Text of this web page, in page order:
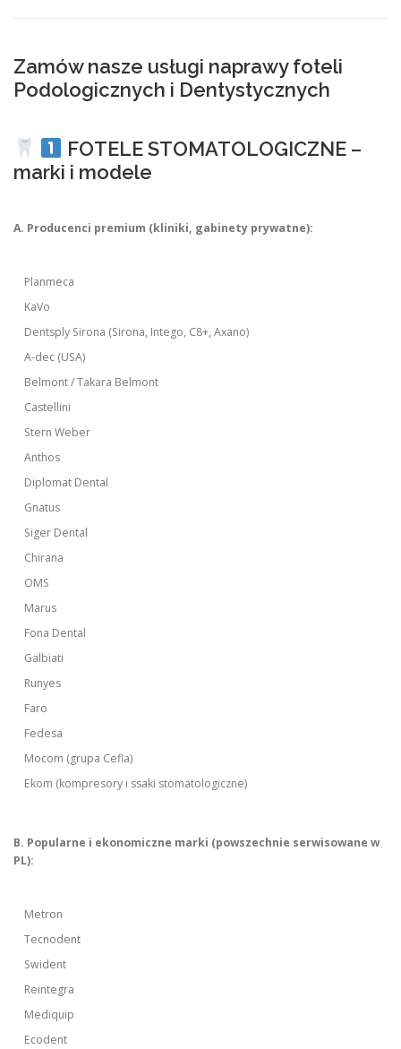
Zamów nasze usługi naprawy foteli
Podologicznych i Dentystycznych
FOTELE STOMATOLOGICZNE –
marki i modele
A. Producenci premium (kliniki, gabinety prywatne):
Planmeca
KaVo
Dentsply Sirona (Sirona, Intego, C8+, Axano)
A-dec (USA)
Belmont / Takara Belmont
Castellini
Stern Weber
Anthos
Diplomat Dental
Gnatus
Siger Dental
Chirana
OMS
Marus
Fona Dental
Galbiati
Runyes
Faro
Fedesa
Mocom (grupa Cefla)
Ekom (kompresory i ssaki stomatologiczne)
B. Popularne i ekonomiczne marki (powszechnie serwisowane w
PL):
Metron
Tecnodent
Swident
Reintegra
Mediquip
Ecodent